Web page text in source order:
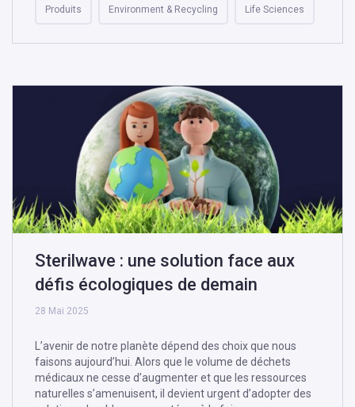
Produits Environment & Recycling Life Sciences
Sterilwave : une solution face aux
défis écologiques de demain
28 Mai 2025
L’avenir de notre planète dépend des choix que nous
faisons aujourd’hui. Alors que le volume de déchets
médicaux ne cesse d’augmenter et que les ressources
naturelles s’amenuisent, il devient urgent d’adopter des